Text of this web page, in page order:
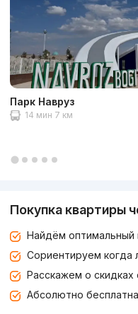
Парк Навруз
14 мин 7 км
Покупка квартиры
Найдём оптимальный
Сориентируем когда
Расскажем о скидках
Абсолютно